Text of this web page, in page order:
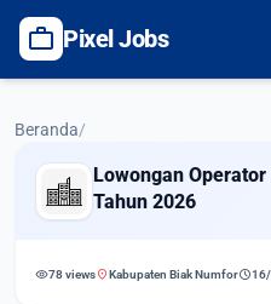
work Pixel Jobs
Beranda/
Lowongan
Tahun 2026
visibility78 viewslocation_onKabupaten Biak Numforschedule